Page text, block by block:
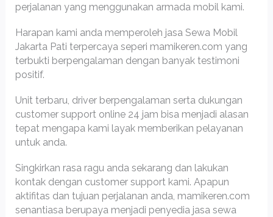
perjalanan yang menggunakan armada mobil kami.
Harapan kami anda memperoleh jasa Sewa Mobil
Jakarta Pati terpercaya seperi mamikeren.com yang
terbukti berpengalaman dengan banyak testimoni
positif.
Unit terbaru, driver berpengalaman serta dukungan
customer support online 24 jam bisa menjadi alasan
tepat mengapa kami layak memberikan pelayanan
untuk anda.
Singkirkan rasa ragu anda sekarang dan lakukan
kontak dengan customer support kami. Apapun
aktifitas dan tujuan perjalanan anda, mamikeren.com
senantiasa berupaya menjadi penyedia jasa sewa